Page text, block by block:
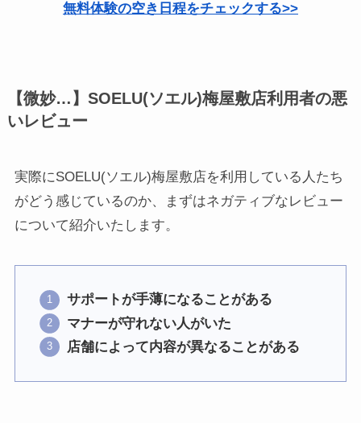
無料体験の空き日程をチェックする>>
【微妙…】SOELU(ソエル)梅屋敷店利用者の悪
いレビュー
実際にSOELU(ソエル)梅屋敷店を利用している人たち
がどう感じているのか、まずはネガティブなレビュー
について紹介いたします。
サポートが手薄になることがある
マナーが守れない人がいた
店舗によって内容が異なることがある